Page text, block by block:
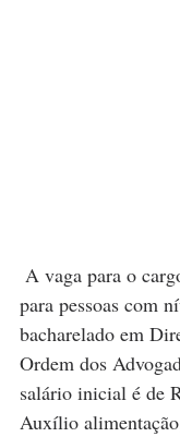
para pessoas com
bacharelado em
Ordem dos
salário inicial é de
Auxílio